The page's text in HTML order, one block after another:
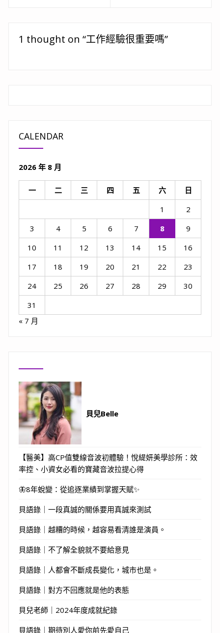
1 thought on “工作經驗很重要嗎”
CALENDAR
2026 年 8 月
一 二 三 四 五 六
日
1
2
3
4 5 6 7 8
9
10
11 12 13 14 15
16
17
18 19 20 21 22
23
24
25 26 27 28 29
30
31
« 7 月
貝兒Belle
【醫美】高CP值雙線音波初體驗！悅緹妍美學診所：效
率控、小資女必看的寶藏音波拉提心得
🦋8年蛻變：從追逐業績到掌握天賦✨
貝語錄｜一段真誠的關係要用真誠來測試
貝語錄｜越糟的時候，越容易看清誰是演員。
貝語錄｜不了解全貌就不要給意見
貝語錄｜人都會不斷成長變化，城市也是。
貝語錄｜對方不回應就是他的表態
貝兒老師｜2024年度成就紀錄
貝語錄｜期待別人愛你前先愛自己